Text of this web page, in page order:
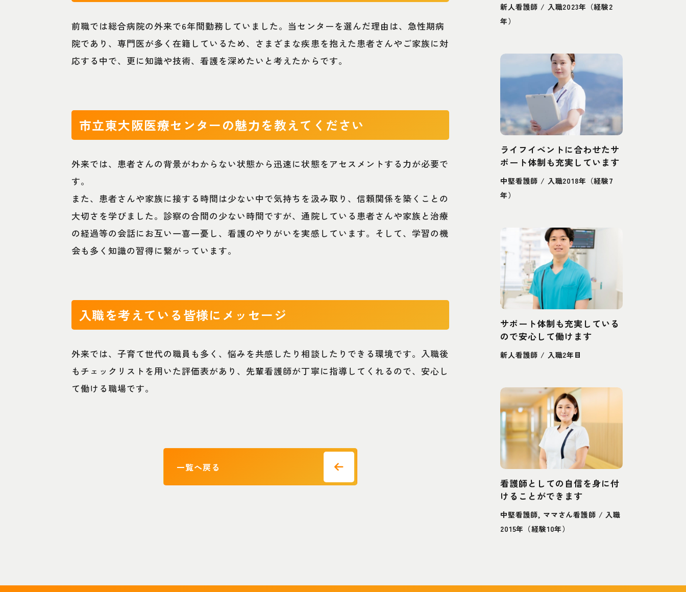
前職では総合病院の外来で6年間勤務していました。当センターを選んだ理由は、急性期病
院であり、専門医が多く在籍しているため、さまざまな疾患を抱えた患者さんやご家族に対
応する中で、更に知識や技術、看護を深めたいと考えたからです。
市立東大阪医療センターの魅力を教えてください
外来では、患者さんの背景がわからない状態から迅速に状態をアセスメントする力が必要で
す。
また、患者さんや家族に接する時間は少ない中で気持ちを汲み取り、信頼関係を築くことの
大切さを学びました。診察の合間の少ない時間ですが、通院している患者さんや家族と治療
の経過等の会話にお互い一喜一憂し、看護のやりがいを実感しています。そして、学習の機
会も多く知識の習得に繋がっています。
入職を考えている皆様にメッセージ
外来では、子育て世代の職員も多く、悩みを共感したり相談したりできる環境です。入職後
もチェックリストを用いた評価表があり、先輩看護師が丁寧に指導してくれるので、安心し
て働ける職場です。
一覧へ戻る
新人看護師 / 入職2023年（経験2
年）
ライフイベントに合わせたサ
ポート体制も充実しています
中堅看護師 / 入職2018年（経験7
年）
サポート体制も充実している
ので安心して働けます
新人看護師 / 入職2年目
看護師としての自信を身に付
けることができます
中堅看護師, ママさん看護師 / 入職
2015年（経験10年）